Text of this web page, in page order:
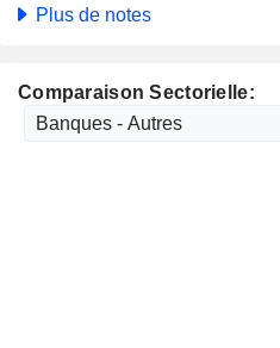
Plus de notes
Comparaison Sectorielle: